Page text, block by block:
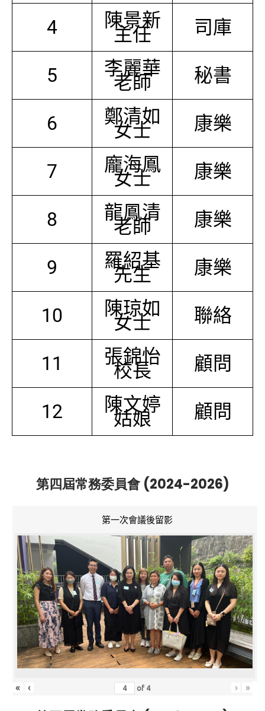
4 陳景新
主任 司庫
5 李麗華
老師 秘書
6 鄭清如
女士 康樂
7 龐海鳳
女士 康樂
8 龍鳳清
老師 康樂
9 羅紹基
先生 康樂
10 陳琼如
女士 聯絡
11 張錦怡
校長 顧問
12 陳文婷
姑娘 顧問
第四屆常務委員會 (2024-2026)
第一次會議後留影
« ‹ of 4 › »